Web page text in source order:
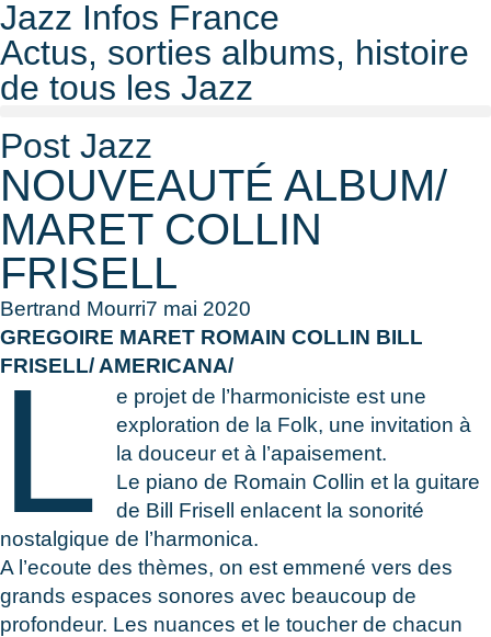
Jazz Infos France
Actus, sorties albums, histoire
de tous les Jazz
Post Jazz
NOUVEAUTÉ ALBUM/
MARET COLLIN
FRISELL
Bertrand Mourri7 mai 2020
GREGOIRE MARET ROMAIN COLLIN BILL
FRISELL/ AMERICANA/
L
e projet de l’harmoniciste est une
exploration de la Folk, une invitation à
la douceur et à l’apaisement.
Le piano de Romain Collin et la guitare
de Bill Frisell enlacent la sonorité
nostalgique de l’harmonica.
A l’ecoute des thèmes, on est emmené vers des
grands espaces sonores avec beaucoup de
profondeur. Les nuances et le toucher de chacun